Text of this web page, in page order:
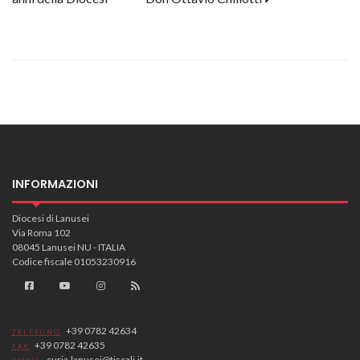
INFORMAZIONI
Diocesi di Lanusei
Via Roma 102
08045 Lanusei NU - ITALIA
Codice fiscale 01053230916
TELEFONO +39 0782 42634
FAX +39 0782 42635